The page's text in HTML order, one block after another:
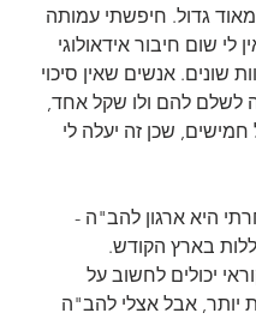
גדול. חיפשתי עמותה
לי שום חיבור אידאולוגי
שונים. אנשים שאין סיכוי
לשלם להם ולו שקל אחד,
שכן זה יעלה לי
היא ארגון להב"ה -
בארץ הקודש.
יכולים לחשוב על
יותר, אבל אצלי להב"ה